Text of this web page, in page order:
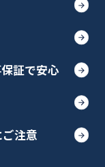
証で安心
注意